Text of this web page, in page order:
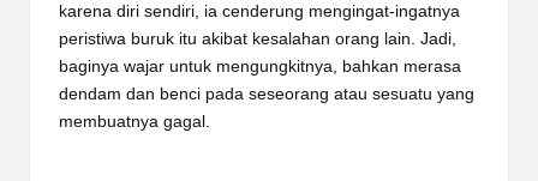
karena diri sendiri, ia cenderung mengingat-ingatnya
peristiwa buruk itu akibat kesalahan orang lain. Jadi,
baginya wajar untuk mengungkitnya, bahkan merasa
dendam dan benci pada seseorang atau sesuatu yang
membuatnya gagal.